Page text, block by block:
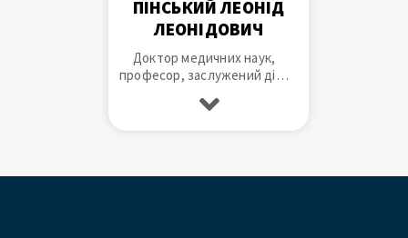
ПІНСЬКИЙ ЛЕОНІД
ЛЕОНІДОВИЧ
Доктор медичних наук,
професор, заслужений діяч
науки та техніки України,
лікар найвищої категорії.